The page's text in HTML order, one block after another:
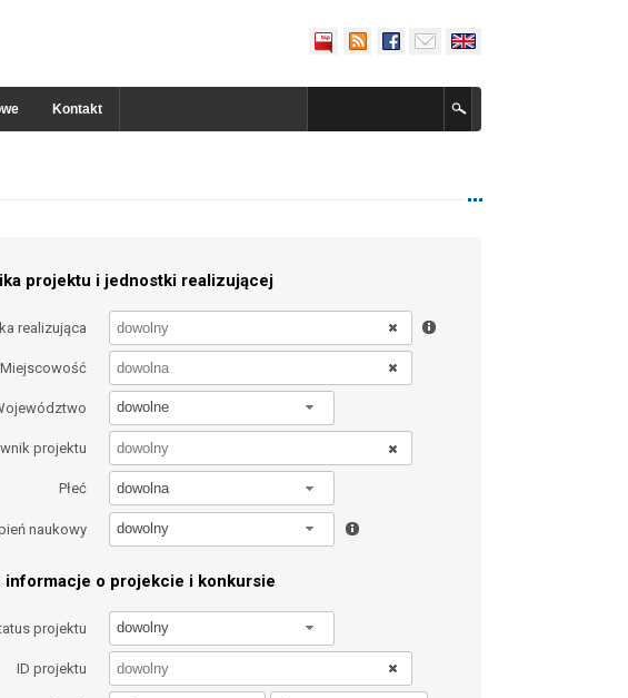
Kontakt
projektu i jednostki realizującej
realizująca
Miejscowość
dowolne
projektu
Płeć dowolna
naukowy dowolny
informacje o projekcie i konkursie
projektu dowolny
ID projektu